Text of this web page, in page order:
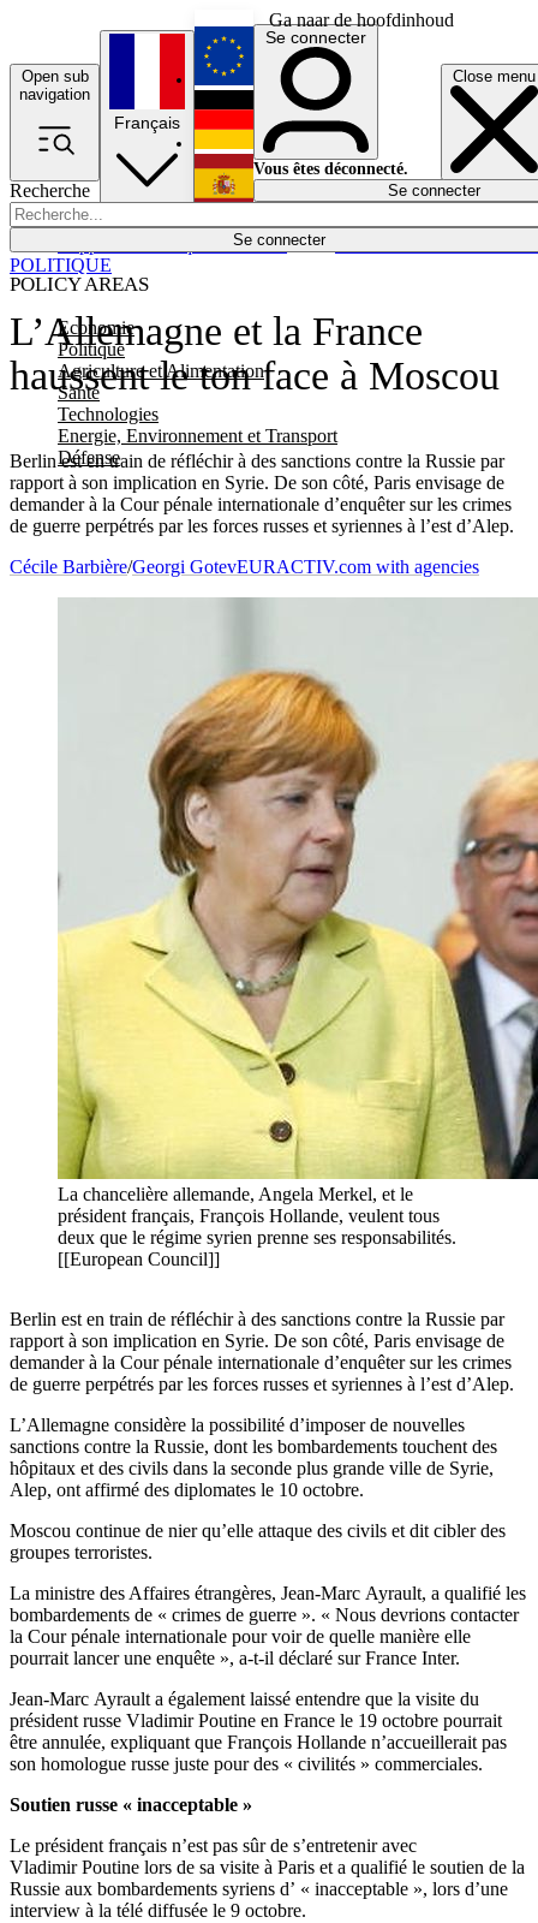
Ga naar de hoofdinhoud
Open sub
navigation
Close menu
Recherche
Se connecter
POLICY AREAS
Economie
Politique
Agriculture et Alimentation
Santé
Technologies
Energie, Environnement et Transport
Défense
Économie
Français
English
Deutsch
Español
Se connecter
Vous êtes déconnecté.
Se connecter
L’Allemagne et la France
haussent le ton face à Moscou
Berlin est en train de réfléchir à des sanctions contre la Russie par
rapport à son implication en Syrie. De son côté, Paris envisage de
demander à la Cour pénale internationale d’enquêter sur les crimes
de guerre perpétrés par les forces russes et syriennes à l’est d’Alep.
POLITIQUE
Cécile Barbière/Georgi GotevEURACTIV.com with agencies
La chancelière allemande, Angela Merkel, et le
président français, François Hollande, veulent tous
deux que le régime syrien prenne ses responsabilités.
[[European Council]]
Berlin est en train de réfléchir à des sanctions contre la Russie par
rapport à son implication en Syrie. De son côté, Paris envisage de
demander à la Cour pénale internationale d’enquêter sur les crimes
de guerre perpétrés par les forces russes et syriennes à l’est d’Alep.
L’Allemagne considère la possibilité d’imposer de nouvelles
sanctions contre la Russie, dont les bombardements touchent des
hôpitaux et des civils dans la seconde plus grande ville de Syrie,
Alep, ont affirmé des diplomates le 10 octobre.
Moscou continue de nier qu’elle attaque des civils et dit cibler des
groupes terroristes.
La ministre des Affaires étrangères, Jean-Marc Ayrault, a qualifié les
bombardements de « crimes de guerre ». « Nous devrions contacter
la Cour pénale internationale pour voir de quelle manière elle
pourrait lancer une enquête », a-t-il déclaré sur France Inter.
Jean-Marc Ayrault a également laissé entendre que la visite du
président russe Vladimir Poutine en France le 19 octobre pourrait
être annulée, expliquant que François Hollande n’accueillerait pas
son homologue russe juste pour des « civilités » commerciales.
Soutien russe « inacceptable »
Le président français n’est pas sûr de s’entretenir avec
Vladimir Poutine lors de sa visite à Paris et a qualifié le soutien de la
Russie aux bombardements syriens d’ « inacceptable », lors d’une
interview à la télé diffusée le 9 octobre.